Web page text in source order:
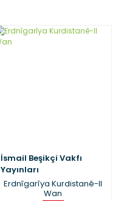
İsmail Beşikçi Vakfı
Yayınları
Erdnîgarîya Kurdistanê-II
Wan